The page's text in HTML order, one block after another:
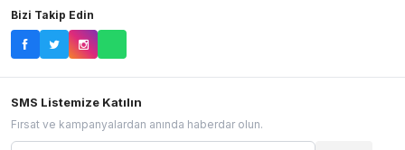
Bizi Takip Edin
SMS Listemize Katılın
Fırsat ve kampanyalardan anında haberdar olun.